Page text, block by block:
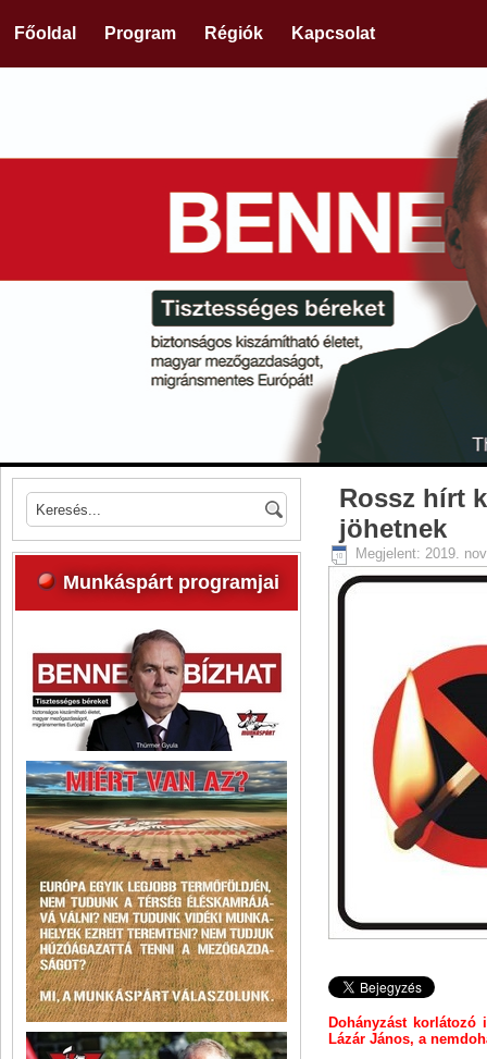
Főoldal Program Régiók Kapcsolat
Munkáspárt programjai
Rossz hírt
jöhetnek
Megjelent: 2019.
Dohányzást korlátozó
Lázár János, a